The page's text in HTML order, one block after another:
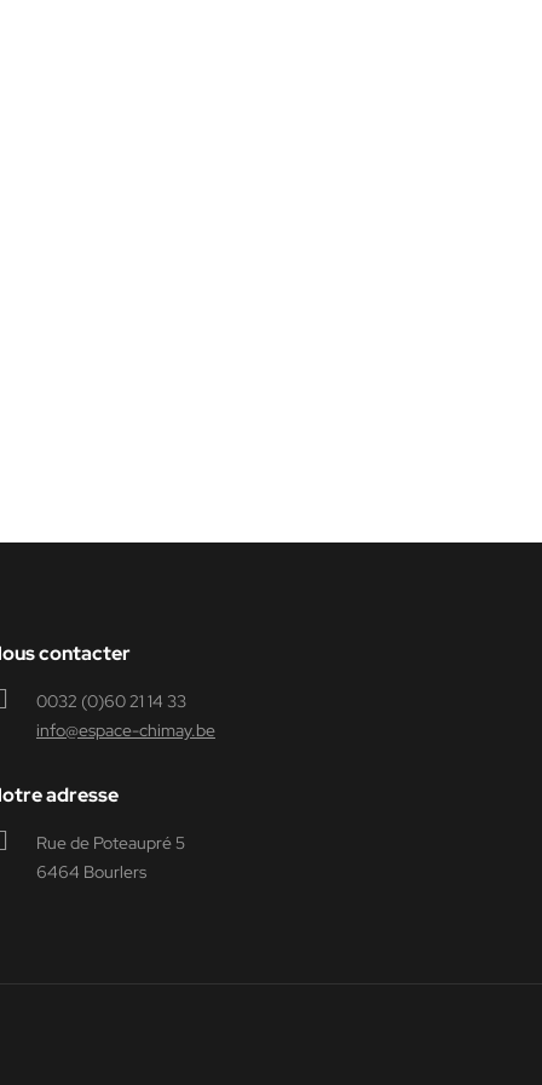
contacter
0032 (0)60 21 14 33
info@espace-chimay.be
adresse
Rue de Poteaupré 5
6464 Bourlers